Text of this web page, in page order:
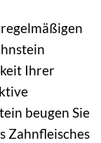
Ihrer
beugen Sie
Zahnfleisches